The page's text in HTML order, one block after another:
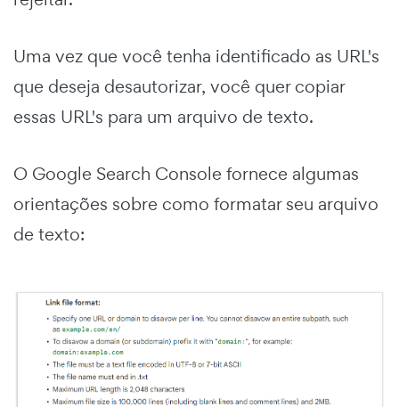
Uma vez que você tenha identificado as URL's
que deseja desautorizar, você quer copiar
essas URL's para um arquivo de texto.
O Google Search Console fornece algumas
orientações sobre como formatar seu arquivo
de texto: